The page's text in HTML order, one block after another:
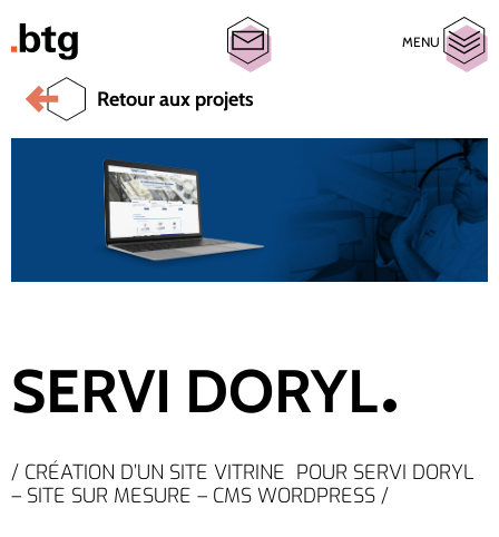
MENU
Retour aux projets
SERVI DORYL
/ CRÉATION D’UN SITE VITRINE POUR SERVI DORYL
– SITE SUR MESURE – CMS WORDPRESS /